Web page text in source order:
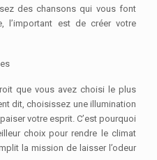
des chansons qui vous font
l’important est de créer votre
que vous avez choisi le plus
dit, choisissez une illumination
votre esprit. C’est pourquoi
choix pour rendre le climat
la mission de laisser l’odeur